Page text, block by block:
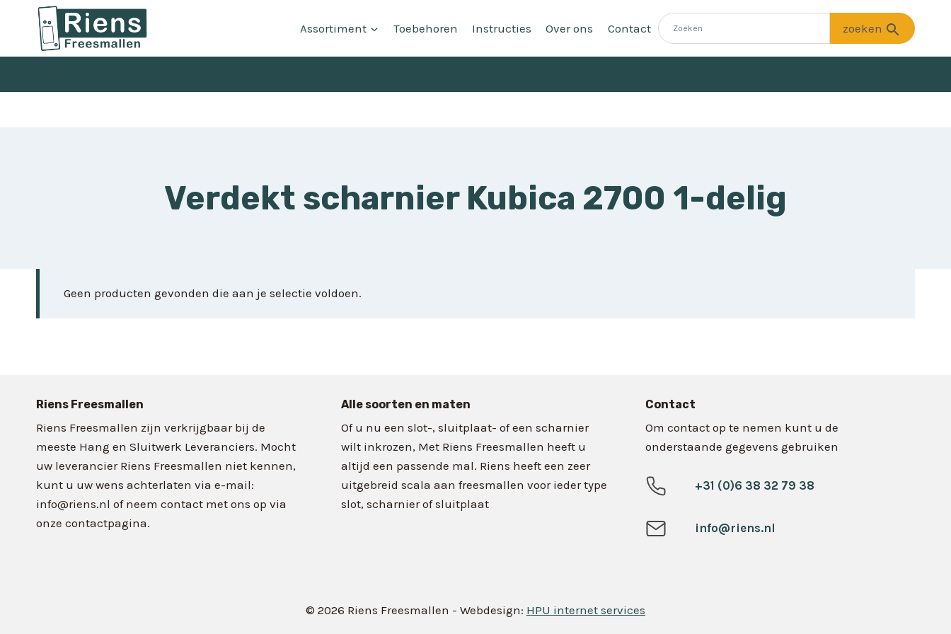
Doorgaan
Assortiment Toebehoren Instructies Over ons Contact
Verdekt scharnier Kubica 2700 1-delig
Geen producten gevonden die aan je selectie voldoen.
Riens Freesmallen
Riens Freesmallen zijn verkrijgbaar bij de
meeste Hang en Sluitwerk Leveranciers. Mocht
uw leverancier Riens Freesmallen niet kennen,
kunt u uw wens achterlaten via e-mail:
info@riens.nl of neem contact met ons op via
onze contactpagina.
Alle soorten en maten
Of u nu een slot-, sluitplaat- of een scharnier
wilt inkrozen, Met Riens Freesmallen heeft u
altijd een passende mal. Riens heeft een zeer
uitgebreid scala aan freesmallen voor ieder type
slot, scharnier of sluitplaat
Contact
Om contact op te nemen kunt u de
onderstaande gegevens gebruiken
+31 (0)6 38 32 79 38
info@riens.nl
© 2026 Riens Freesmallen - Webdesign: HPU internet services